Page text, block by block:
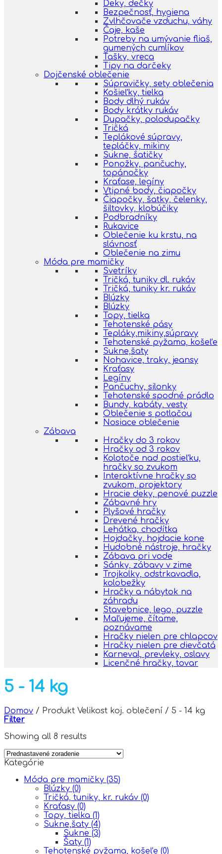
Deky, dečky
Bezpečnosť, hygiena
Zvlhčovače vzduchu, váhy
Čaje, kaše
Potreby na umývanie fliaš,
gumených cumlíkov
Tašky, vreca
Tipy na darčeky
Dojčenské oblečenie
Súpravičky, sety oblečenia
Košieľky, tielka
Body dlhý rukáv
Body krátky rukáv
Dupačky, polodupačky
Tričká
Teplákové súpravy,
tepláčky, mikiny
Sukne, šatičky
Ponožky, pančuchy,
topánočky
Kraťase, legíny
Vtipné body, čiapočky
Čiapočky, šatky, čelenky,
šiltovky, klobúčiky
Podbradníky
Rukavice
Oblečenie ku krstu, na
slávnosť
Oblečenie na zimu
Móda pre mamičky
Svetríky
Tričká, tuniky dl. rukáv
Tričká, tuniky kr. rukáv
Blúzky
Blúzky
Topy, tielka
Tehotenské pásy
Tepláky,mikiny,súpravy
Tehotenské pyžama, košeľe
Sukne,šaty
Nohavice, traky, jeansy
Kraťasy
Legíny
Pančuchy, silonky
Tehotenské spodné prádlo
Bundy, kabáty, vesty
Oblečenie s potlačou
Nosiace oblečenie
Zábava
Hračky do 3 rokov
Hračky od 3 rokov
Kolotoče nad postieľku,
hračky so zvukom
Interaktívne hračky so
zvukom, projektory
Hracie deky, penové puzzle
Zábavné hry
Plyšové hračky
Drevené hračky
Lehátka, chodítka
Hojdačky, hojdacie kone
Hudobné nástroje, hračky
Zábava pri vode
Sánky, zábavy v zime
Trojkolky, odstrkavadla,
kolobežky
Hračky a nábytok na
záhradu
Stavebnice, lego, puzzle
Maľujeme, čítame,
poznávame
Hračky nielen pre chlapcov
Hračky nielen pre dievčatá
Karneval, prevleky, oslavy
Licenčné hračky, tovar
5 - 14 kg
Domov / Produkt Velikost koj. oblečení / 5 - 14 kg
Filter
Showing all 8 results
Kategórie
Móda pre mamičky (35)
Blúzky (0)
Tričká, tuniky, kr. rukáv (0)
Kraťasy (0)
Topy, tielka (1)
Sukne,šaty (4)
Sukne (3)
Šaty (1)
Tehotenské pyžama, košeľe (0)